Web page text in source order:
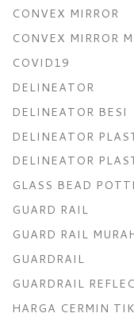
CONVEX MIRROR
CONVEX MIRROR
COVID19
DELINEATOR
DELINEATOR BESI
DELINEATOR
DELINEATOR
GLASS BEAD
GUARD RAIL
GUARD RAIL
GUARDRAIL
GUARDRAIL
HARGA CERMIN